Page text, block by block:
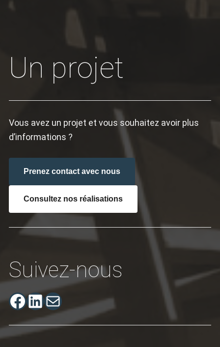
Un projet
Vous avez un projet et vous souhaitez avoir plus
d’informations ?
Prenez contact avec nous
Consultez nos réalisations
Suivez-nous
Facebook
LinkedIn
E-mail